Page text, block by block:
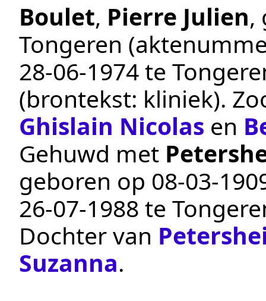
Boulet, Pierre Julien,
Tongeren
28‑06‑1974te
(brontekst: kliniek).
Ghislain Nicolas en
Gehuwd met
geboren op
26‑07‑1988 te
Dochter van
Suzanna.